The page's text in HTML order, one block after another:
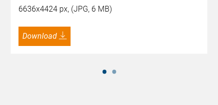
6636x4424 px, (JPG, 6 MB)
Download